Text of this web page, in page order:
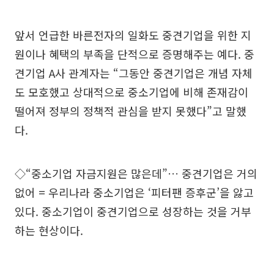
앞서 언급한 바른전자의 일화도 중견기업을 위한 지
원이나 혜택의 부족을 단적으로 증명해주는 예다. 중
견기업 A사 관계자는 “그동안 중견기업은 개념 자체
도 모호했고 상대적으로 중소기업에 비해 존재감이
떨어져 정부의 정책적 관심을 받지 못했다”고 말했
다.
◇“중소기업 자금지원은 많은데”… 중견기업은 거의
없어 = 우리나라 중소기업은 ‘피터팬 증후군’을 앓고
있다. 중소기업이 중견기업으로 성장하는 것을 거부
하는 현상이다.